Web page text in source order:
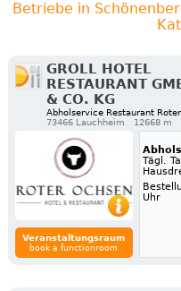
Betriebe in
GROLL HOTEL
RESTAURANT
& CO. KG
Abholservice Restaurant
73466 Lauchheim
12668 m
Veranstaltungsraum
book a functionroom
Tägl.
Uhr